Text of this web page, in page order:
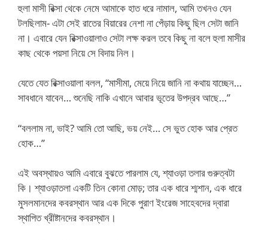
হুলা মাসী রিক্সা থেকে নেমে আমাকে হাত ধরে নামাল, আমি তখনও যেন
টলছিলাম- এটা সেই রাতের বিয়ারের নেশা না পেঁড়ায় কিছু ছিল সেটা জানি
না। এবারে যেন রিক্সাওয়ালাও সেটা লক্ষ করল তবে কিছু না বলে হুলা মাসীর
কাছ থেকে পয়সা নিয়ে সে বিদায় নিল।
যেতে যেত রিক্সাওয়ালা বলল, “মাসীমা, মেয়ে নিয়ে জানি না কথায় যাচ্ছেন…
সাবধানে যাবেন… শুনেছি নাকি এখানে আবার ভূতের উপদ্রব আছে…”
“বললাম না, ভাই? আমি তো আছি, ভয় নেই… সে ভুত হোক আর প্রেত
হোক…”
এই অবস্থায়ও আমি এবারে বুঝতে পারলাম যে, শ্যাওড়া তলার গুরুত্বটা
কি। শ্যাওড়াতলা একটি তিন কোনা মোড়; তার এক ধারে শ্মশান, এক ধারে
মুসলমানদের কবরস্থান আর এক দিকে পুরাণ ইংরেজ সাহেবদের দ্বারা
স্থাপিত খ্রীষ্টানদের কবরস্থান।